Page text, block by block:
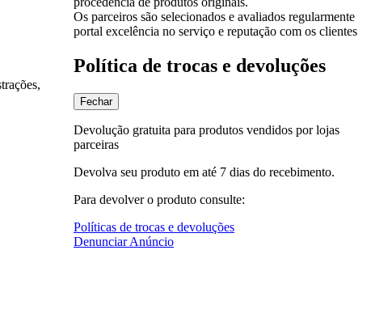
Os parceiros são selecionados e avaliados regularmente
portal excelência no serviço e reputação com os clientes
Política de trocas e devoluções
Fechar
Devolução gratuita para produtos vendidos por lojas
parceiras
Devolva seu produto em até 7 dias do recebimento.
Para devolver o produto consulte:
Políticas de trocas e devoluções
Denunciar Anúncio